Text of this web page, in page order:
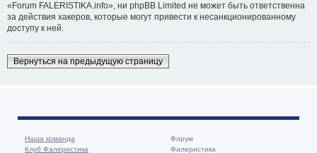
«Forum FALERISTIKA.info», ни phpBB Limited не может быть ответственна
за действия хакеров, которые могут привести к несанкционированному
доступу к ней.
Вернуться на предыдущую страницу
Наша команда
Клуб Фалеристика
Форум
Фалеристика